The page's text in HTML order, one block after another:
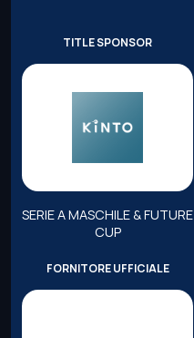
TITLE SPONSOR
SERIE A MASCHILE & FUTURE
CUP
FORNITORE UFFICIALE